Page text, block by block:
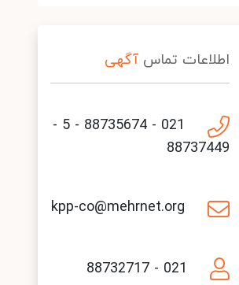
اطلاعات تماس آگهی
021 - 88735674 - 5 -
88737449
kpp-co@mehrnet.org
021 - 88732717